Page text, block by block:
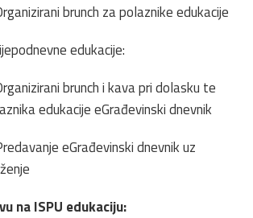
brunch za polaznike edukacije
edukacije:
brunch i kava pri dolasku te
edukacije eGrađevinski dnevnik
eGrađevinski dnevnik uz
na ISPU edukaciju: